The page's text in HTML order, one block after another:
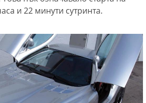
и 22 минути сутринта.